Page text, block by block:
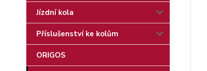
Jízdní kola
Příslušenství ke kolům
ORIGOS